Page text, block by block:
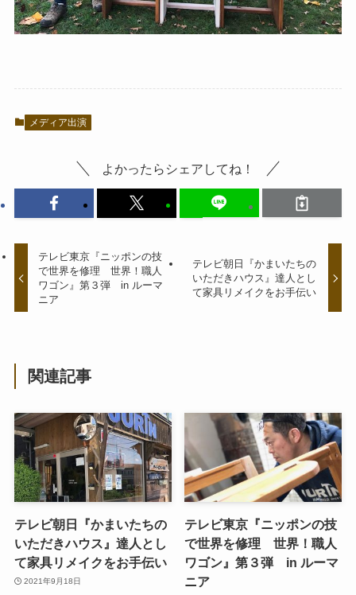
メディア出演
よかったらシェアしてね！
テレビ東京『ニッポンの技
で世界を修理 世界！職人
ワゴン』第３弾 in ルーマ
ニア
テレビ朝日『かまいたちの
いただきハウス』達人とし
て家具リメイクをお手伝い
関連記事
テレビ朝日『かまいたちの
いただきハウス』達人とし
て家具リメイクをお手伝い
2021年9月18日
テレビ東京『ニッポンの技
で世界を修理 世界！職人
ワゴン』第３弾 in ルーマ
ニア